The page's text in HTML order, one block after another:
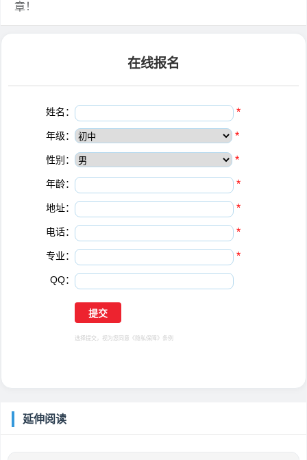
章！
在线报名
姓名： *
年级： *
性别： *
年龄： *
地址： *
电话： *
专业： *
QQ：
选择提交，视为您同意 《隐私保障》 条例
延伸阅读